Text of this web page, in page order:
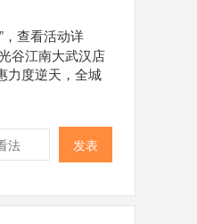
，查看活动详
谷江南大武汉店
力度逆天，全城
发表